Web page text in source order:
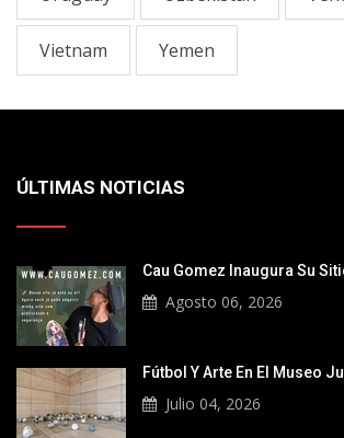
Vietnam Yemen
ÚLTIMAS NOTICIAS
Cau Gomez Inaugura Su
Agosto 06, 2026
Fútbol Y Arte En El Museo
Julio 04, 2026